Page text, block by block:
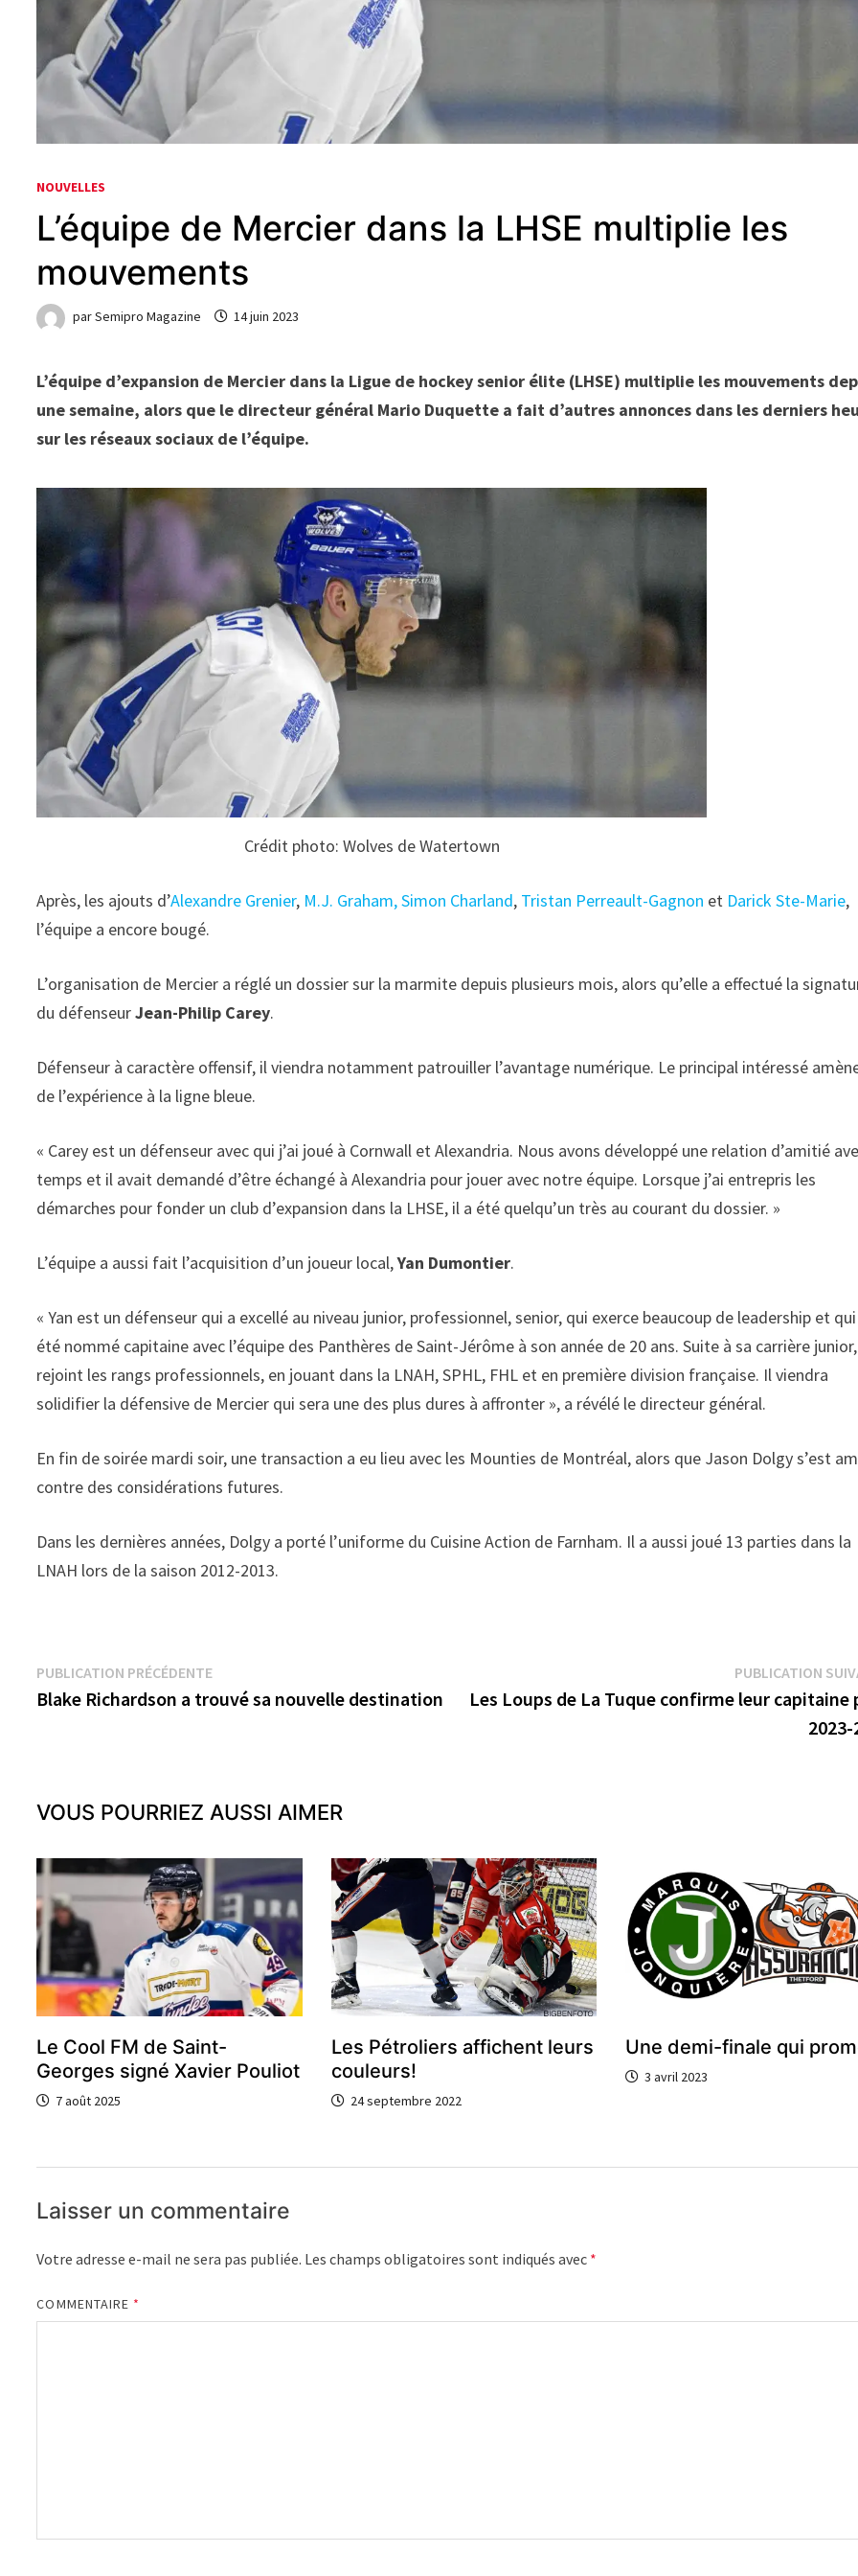
NOUVELLES
L’équipe de Mercier dans la LHSE multiplie les
mouvements
parSemipro Magazine 14 juin 2023
L’équipe d’expansion de Mercier dans la Ligue de hockey senior élite (LHSE) multiplie les mouvements
une semaine, alors que le directeur général Mario Duquette a fait d’autres annonces dans les derniers
sur les réseaux sociaux de l’équipe.
Crédit photo: Wolves de Watertown
Après, les ajouts d’Alexandre Grenier, M.J. Graham, Simon Charland, Tristan Perreault-Gagnon et Darick Ste-Marie,
l’équipe a encore bougé.
L’organisation de Mercier a réglé un dossier sur la marmite depuis plusieurs mois, alors qu’elle a effectué la
du défenseurJean-Philip Carey.
Défenseur à caractère offensif, il viendra notamment patrouiller l’avantage numérique. Le principal intéressé
de l’expérience à la ligne bleue.
« Carey est un défenseur avec qui j’ai joué à Cornwall et Alexandria. Nous avons développé une relation d’amitié
temps et il avait demandé d’être échangé à Alexandria pour jouer avec notre équipe. Lorsque j’ai entrepris les
démarches pour fonder un club d’expansion dans la LHSE, il a été quelqu’un très au courant du dossier. »
L’équipe a aussi fait l’acquisition d’un joueur local,Yan Dumontier.
« Yan est un défenseur qui a excellé au niveau junior, professionnel, senior, qui exerce beaucoup de leadership et
été nommé capitaine avec l’équipe des Panthères de Saint-Jérôme à son année de 20 ans. Suite à sa carrière
rejoint les rangs professionnels, en jouant dans la LNAH, SPHL, FHL et en première division française. Il viendra
solidifier la défensive de Mercier qui sera une des plus dures à affronter », a révélé le directeur général.
En fin de soirée mardi soir, une transaction a eu lieu avec les Mounties de Montréal, alors que Jason Dolgy s’est
contre des considérations futures.
Dans les dernières années, Dolgy a porté l’uniforme du Cuisine Action de Farnham. Il a aussi joué 13 parties dans la
LNAH lors de la saison 2012-2013.
Navigation
de
PUBLICATION PRÉCÉDENTEPublication
précédente :
Blake Richardson a trouvé sa nouvelle destination
PUBLICATION
Les Loups de La Tuque confirme leur capitaine
2023-
VOUS POURRIEZ AUSSI AIMER
Le Cool FM de Saint-
Georges signé Xavier Pouliot
7 août 2025
Les Pétroliers affichent leurs
couleurs!
24 septembre 2022
Une demi-finale qui
3 avril 2023
Laisser un commentaire
Votre adresse e-mail ne sera pas publiée. Les champs obligatoires sont indiqués avec *
COMMENTAIRE *